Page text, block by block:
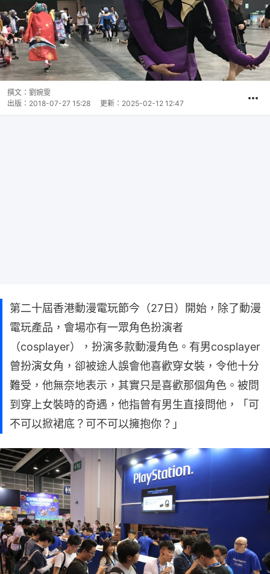
撰文： 劉婉雯
出版： 2018-07-27 15:28 更新： 2025-02-12 12:47
第二十屆香港動漫電玩節今（27日）開始，除了動漫
電玩產品，會場亦有一眾角色扮演者
（cosplayer），扮演多款動漫角色。有男cosplayer
曾扮演女角，卻被途人誤會他喜歡穿女裝，令他十分
難受，他無奈地表示，其實只是喜歡那個角色。被問
到穿上女裝時的奇遇，他指曾有男生直接問他，「可
不可以掀裙底？可不可以擁抱你？」